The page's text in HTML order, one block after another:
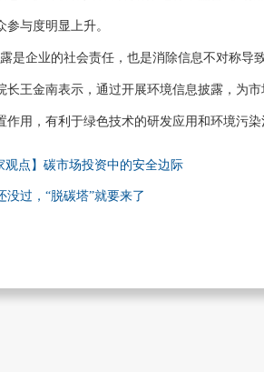
与度明显上升。
是企业的社会责任，也是消除信息不对称导
长王金南表示，通过开展环境信息披露，为
作用，有利于绿色技术的研发应用和环境污
观点】碳市场投资中的安全边际
过，“脱碳塔”就要来了